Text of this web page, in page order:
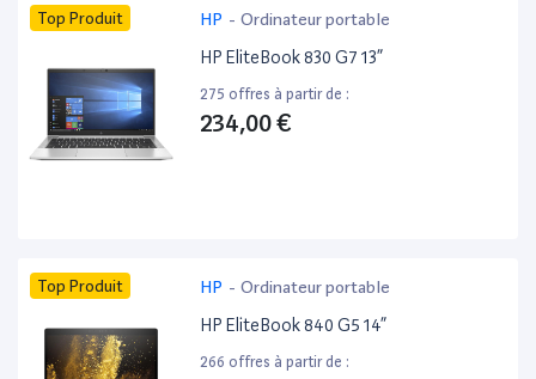
Top Produit HP - Ordinateur portable
HP EliteBook 830 G7 13”
275 offres à partir de :
234,00 €
Top Produit HP - Ordinateur portable
HP EliteBook 840 G5 14”
266 offres à partir de :